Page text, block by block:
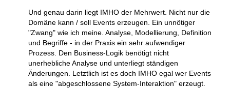
Und genau darin liegt IMHO der Mehrwert. Nicht nur die
Domäne kann / soll Events erzeugen. Ein unnötiger
"Zwang" wie ich meine. Analyse, Modellierung, Definition
und Begriffe - in der Praxis ein sehr aufwendiger
Prozess. Den Business-Logik benötigt nicht
unerhebliche Analyse und unterliegt ständigen
Änderungen. Letztlich ist es doch IMHO egal wer Events
als eine "abgeschlossene System-Interaktion" erzeugt.